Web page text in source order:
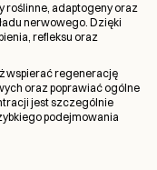
roślinne, adaptogeny oraz
nerwowego. Dzięki
refleksu oraz
wspierać regenerację
oraz poprawiać ogólne
jest szczególnie
podejmowania